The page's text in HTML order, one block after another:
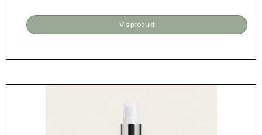
Vis produkt